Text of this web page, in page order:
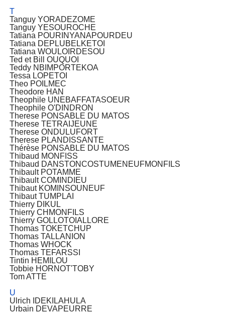
T
Tanguy YORADEZOME
Tanguy YESOUROCHE
Tatiana POURINYANAPOURDEU
Tatiana DEPLUBELKETOI
Tatiana WOULOIRDESOU
Ted et Bill OUQUOI
Teddy NBIMPORTEKOA
Tessa LOPETOI
Theo POILMEC
Theodore HAN
Theophile UNEBAFFATASOEUR
Theophile O'DINDRON
Therese PONSABLE DU MATOS
Therese TETRAIJEUNE
Therese ONDULUFORT
Therese PLANDISSANTE
Thérèse PONSABLE DU MATOS
Thibaud MONFISS
Thibaud DANSTONCOSTUMENEUFMONFILS
Thibault POTAMME
Thibault COMINDIEU
Thibaut KOMINSOUNEUF
Thibaut TUMPLAI
Thierry DIKUL
Thierry CHMONFILS
Thierry GOLLOTOIALLORE
Thomas TOKETCHUP
Thomas TALLANION
Thomas WHOCK
Thomas TEFARSSI
Tintin HEMILOU
Tobbie HORNOT'TOBY
Tom ATTE
U
Ulrich IDEKILAHULA
Urbain DEVAPEURRE